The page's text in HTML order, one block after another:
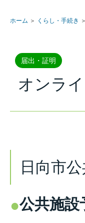
ホーム ＞ くらし・手続き ＞
届出・証明
オンラ
日向市
公共施設